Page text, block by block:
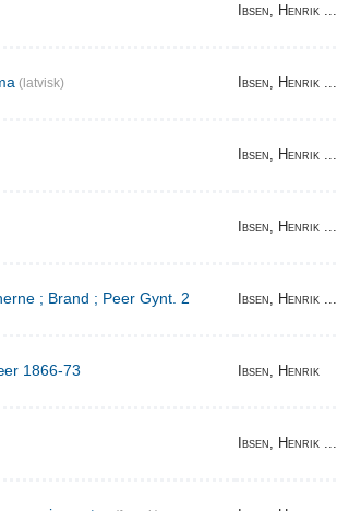
Ibsen, Henrik ...
(latvisk) Ibsen, Henrik ...
Ibsen, Henrik ...
Ibsen, Henrik ...
; Brand ; Peer Gynt. 2 Ibsen, Henrik ...
1866-73 Ibsen, Henrik
Ibsen, Henrik ...